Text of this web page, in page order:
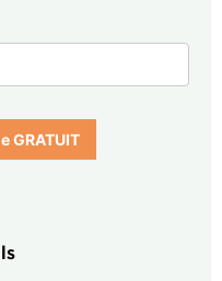
GRATUIT